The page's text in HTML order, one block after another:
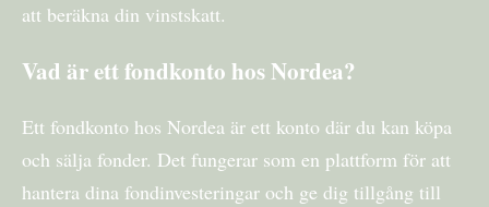
att beräkna din vinstskatt.
Vad är ett fondkonto hos Nordea?
Ett fondkonto hos Nordea är ett konto där du kan köpa
och sälja fonder. Det fungerar som en plattform för att
hantera dina fondinvesteringar och ge dig tillgång till